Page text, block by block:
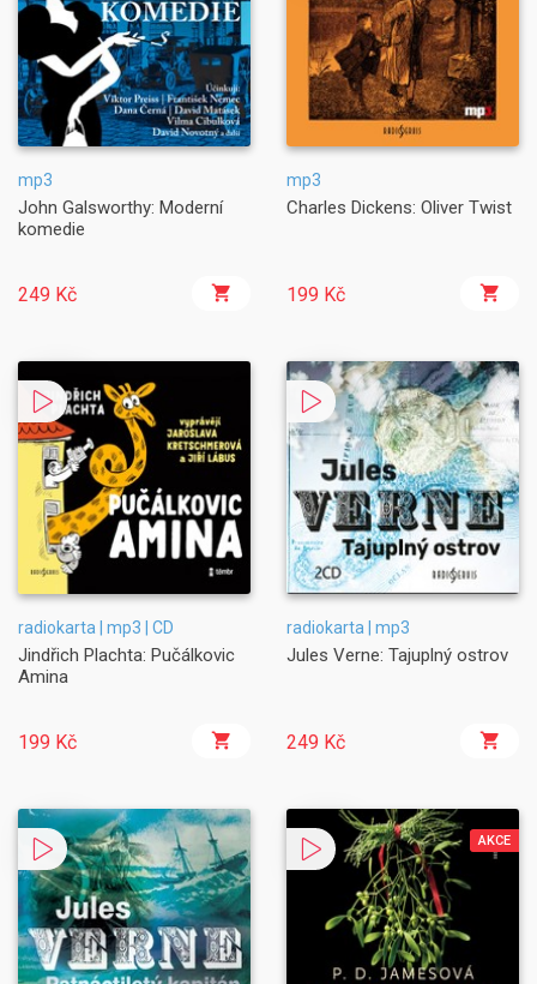
mp3
John Galsworthy: Moderní
komedie
249 Kč
mp3
Charles Dickens: Oliver Twist
199 Kč
radiokarta | mp3 | CD
Jindřich Plachta: Pučálkovic
Amina
199 Kč
radiokarta | mp3
Jules Verne: Tajuplný ostrov
249 Kč
AKCE